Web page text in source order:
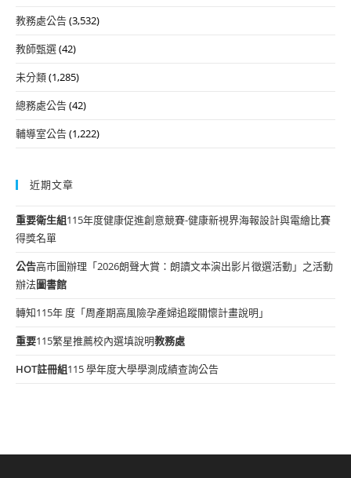
教務處公告(3,532)
教師甄選(42)
未分類(1,285)
總務處公告(42)
輔導室公告(1,222)
近期文章
重要衛生組115年度健康促進創意競賽-健康新視界海報設計與電繪比賽
得獎名單
公告高市圖辦理「2026朗聲大賞：朗讀文本演出影片徵選活動」之活動
辦法圖書館
轉知115年 度「周產期高風險孕產婦追蹤關懷計畫說明」
重要115繁星推薦校內選填說明教務處
HOT註冊組115 學年度大學學測成績查詢公告